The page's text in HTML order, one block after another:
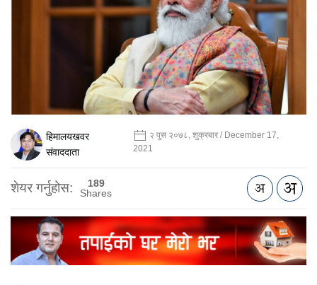
हिमालयखवर
संवाददाता
२ पुस २०७८, शुक्रबार / December 17,
2021
शेयर गर्नुहोस:
189
Shares